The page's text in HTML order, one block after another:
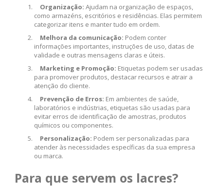
Organização: Ajudam na organização de espaços,
como armazéns, escritórios e residências. Elas permitem
categorizar itens e manter tudo em ordem.
Melhora da comunicação: Podem conter
informações importantes, instruções de uso, datas de
validade e outras mensagens claras e úteis.
Marketing e Promoção: Etiquetas podem ser usadas
para promover produtos, destacar recursos e atrair a
atenção do cliente.
Prevenção de Erros: Em ambientes de saúde,
laboratórios e indústrias, etiquetas são usadas para
evitar erros de identificação de amostras, produtos
químicos ou componentes.
Personalização: Podem ser personalizadas para
atender às necessidades específicas da sua empresa
ou marca.
Para que servem os lacres?